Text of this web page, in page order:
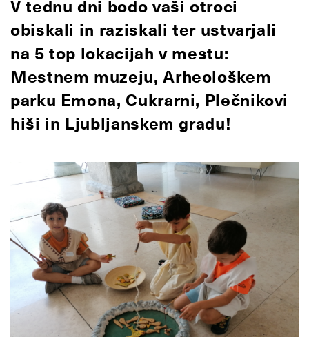
V tednu dni bodo vaši otroci
obiskali in raziskali ter ustvarjali
na 5 top lokacijah v mestu:
Mestnem muzeju, Arheološkem
parku Emona, Cukrarni, Plečnikovi
hiši in Ljubljanskem gradu!